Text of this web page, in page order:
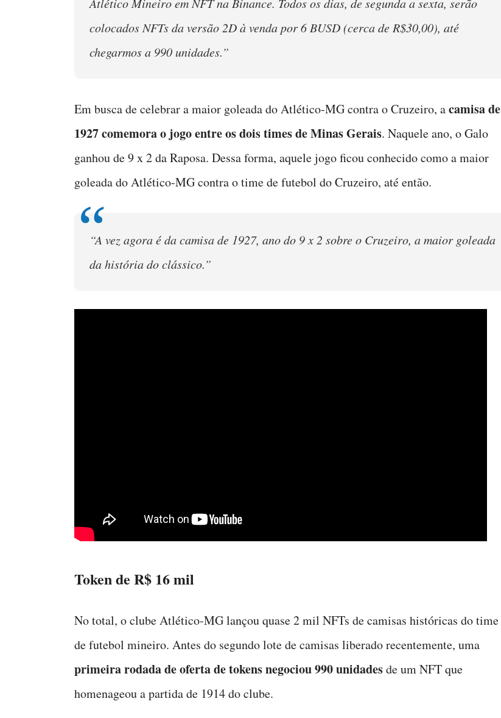
colocados NFTs da versão 2D à venda por 6 BUSD (cerca de R$30,00), até
chegarmos a 990 unidades.”
Em busca de celebrar a maior goleada do Atlético-MG contra o Cruzeiro, acamisa de
1927 comemora o jogo entre os dois times de Minas Gerais. Naquele ano, o Galo
ganhou de 9 x 2 da Raposa. Dessa forma, aquele jogo ficou conhecido como a maior
goleada do Atlético-MG contra o time de futebol do Cruzeiro, até então.
“A vez agora é da camisa de 1927, ano do 9 x 2 sobre o Cruzeiro, a maior goleada
da história do clássico.”
Token de R$ 16 mil
No total, o clube Atlético-MG lançou quase 2 mil NFTs de camisas históricas do time
de futebol mineiro. Antes do segundo lote de camisas liberado recentemente, uma
primeira rodada de oferta de tokens negociou 990 unidadesde um NFT que
homenageou a partida de 1914 do clube.